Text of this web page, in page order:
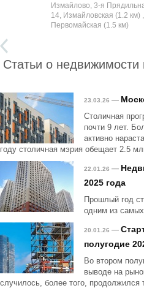
Измайлово, 3-я
14, Измайловская (1.2 км)
Первомайская (1.5 км)
Статьи о
23.03.26 —
Столичная
почти 9 лет.
активно
году столичная мэрия обещает 2.5
22.01.26 —
2025 года
Прошлый год
одним из
20.01.26 —
полугодие
Во втором
выводе на
случилось, более того, продолжился